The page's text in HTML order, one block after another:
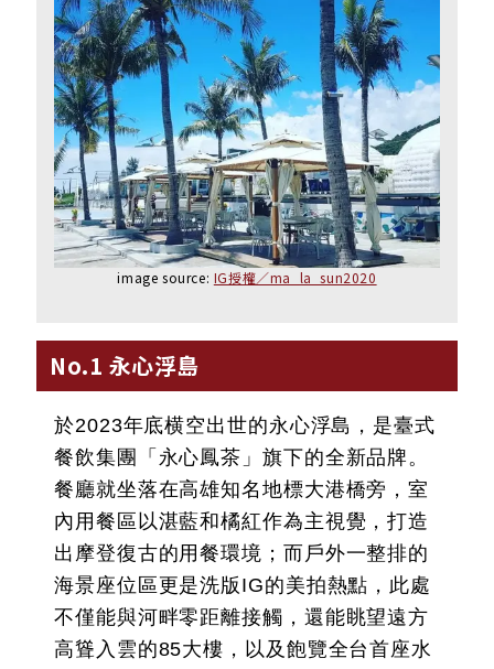
image source: IG授權／ma_la_sun2020
No.1 永心浮島
於2023年底横空出世的永心浮島，是臺式
餐飲集團「永心鳳茶」旗下的全新品牌。
餐廳就坐落在高雄知名地標大港橋旁，室
內用餐區以湛藍和橘紅作為主視覺，打造
出摩登復古的用餐環境；而戶外一整排的
海景座位區更是洗版IG的美拍熱點，此處
不僅能與河畔零距離接觸，還能眺望遠方
高聳入雲的85大樓，以及飽覽全台首座水